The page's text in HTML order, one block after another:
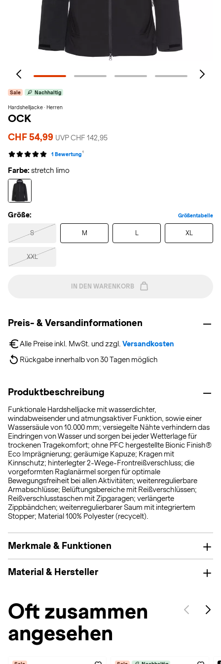
Sale Nachhaltig
Hardshelljacke · Herren
OCK
CHF 54,99 UVP CHF 142,95
1 Bewertung 1
Farbe: stretch limo
Größe: Größentabelle
S M L XL
XXL
IN DEN WARENKORB
Preis- & Versandinformationen
Alle Preise inkl. MwSt. und zzgl. Versandkosten
Rückgabe innerhalb von 30 Tagen möglich
Produktbeschreibung
Funktionale Hardshelljacke mit wasserdichter,
windabweisender und atmungsaktiver Funktion, sowie einer
Wassersäule von 10.000 mm; versiegelte Nähte verhindern das
Eindringen von Wasser und sorgen bei jeder Wetterlage für
trockenen Tragekomfort; ohne PFC hergestellte Bionic Finish®
Eco Imprägnierung; geräumige Kapuze; Kragen mit
Kinnschutz; hinterlegter 2-Wege-Frontreißverschluss; die
vorgeformten Raglanärmel sorgen für optimale
Bewegungsfreiheit bei allen Aktivitäten; weitenregulierbare
Armabschlüsse; Belüftungsbereiche mit Reißverschlüssen;
Reißverschlusstaschen mit Zipgaragen; verlängerte
Zippbändchen; weitenregulierbarer Saum mit integriertem
Stopper; Material 100% Polyester (recycelt).
Merkmale & Funktionen
Material & Hersteller
Oft zusammen
angesehen